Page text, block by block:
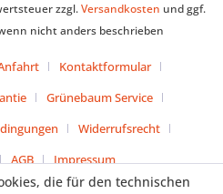
zzgl.Versandkosten und ggf.
nicht anders beschrieben
Kontaktformular
Grünebaum Service
Widerrufsrecht
AGB Impressum
die für den technischen